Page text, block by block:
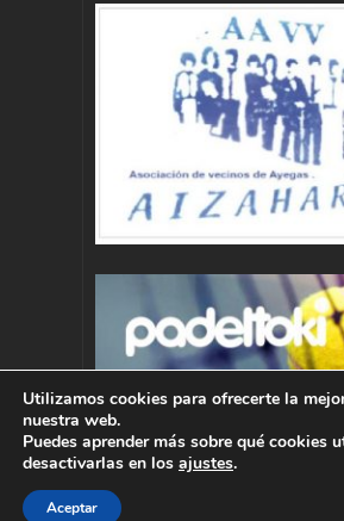
Autor : Pablo Momoitio -
Utilizamos cookies para ofrecerte la
nuestra web.
Puedes aprender más sobre qué cookies
desactivarlas en los ajustes.
Aceptar